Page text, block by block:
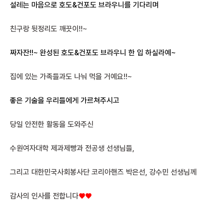
설레는 마음으로 호도&건포도 브라우니를 기다리며
친구랑 뒷정리도 깨끗이!!~
짜자잔!!~ 완성된 호도&건포도 브라우니 한 입 하실라예~
집에 있는 가족들과도 나눠 먹을 거예요!!~
좋은 기술을 우리들에게 가르쳐주시고
당일 안전한 활동을 도와주신
수원여자대학 제과제빵과 전공생 선생님들,
그리고 대한민국사회봉사단 코리아핸즈 박은선, 강수민 선생님께
감사의 인사를 전합니다♥♥